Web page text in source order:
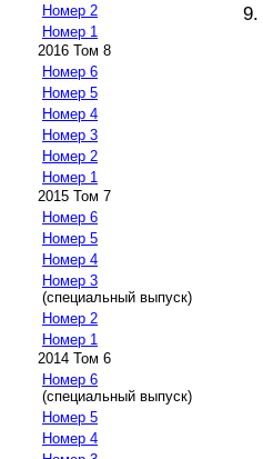
Номер 2
Номер 1
2016 Том 8
Номер 6
Номер 5
Номер 4
Номер 3
Номер 2
Номер 1
2015 Том 7
Номер 6
Номер 5
Номер 4
Номер 3
(специальный выпуск)
Номер 2
Номер 1
2014 Том 6
Номер 6
(специальный выпуск)
Номер 5
Номер 4